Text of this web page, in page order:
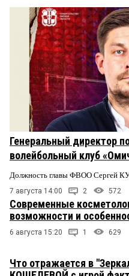
Генеральный директор
волейбольный клуб
Должность главы ФВОО Сергей
7 августа 14:00 2 572
Современные
возможности и
6 августа 15:20 1 629
Что отражается в